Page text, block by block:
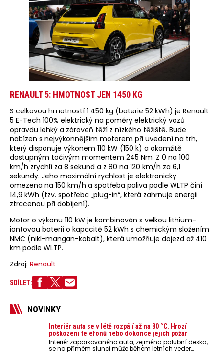
RENAULT 5: HMOTNOST JEN 1450 KG
S celkovou hmotností 1 450 kg (baterie 52 kWh) je Renault
5 E-Tech 100% elektrický na poměry elektrický vozů
opravdu lehký a zároveň těží z nízkého těžiště. Bude
nabízen s nejvýkonnějším motorem při uvedení na trh,
který disponuje výkonem 110 kW (150 k) a okamžitě
dostupným točivým momentem 245 Nm. Z 0 na 100
km/h zrychlí za 8 sekund a z 80 na 120 km/h za 6,1
sekundy. Jeho maximální rychlost je elektronicky
omezena na 150 km/h a spotřeba paliva podle WLTP činí
14,9 kWh (tzv. spotřeba „plug-in“, která zahrnuje energii
ztracenou při dobíjení).
Motor o výkonu 110 kW je kombinován s velkou lithium-
iontovou baterií o kapacitě 52 kWh s chemickým složením
NMC (nikl-mangan-kobalt), která umožňuje dojezd až 410
km podle WLTP.
Zdroj: Renault
SDÍLET:
NOVINKY
Interiér auta se v létě rozpálí až na 80 °C. Hrozí
poškození telefonů nebo dokonce jejich požár
Interiér zaparkovaného auta, zejména palubní deska,
se na přímém slunci může během letních veder